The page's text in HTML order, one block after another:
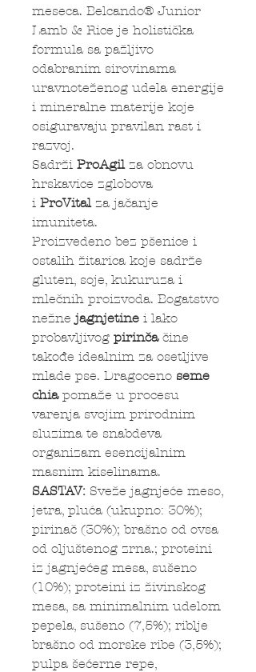
meseca. Belcando® Junior
Lamb & Rice je holistička
formula sa pažljivo
odabranim sirovinama
uravnoteženog udela energije
i mineralne materije koje
osiguravaju pravilan rast i
razvoj.
Sadrži ProAgil za obnovu
hrskavice zglobova
i ProVital za jačanje
imuniteta.
Proizvedeno bez pšenice i
ostalih žitarica koje sadrže
gluten, soje, kukuruza i
mlečnih proizvoda. Bogatstvo
nežne jagnjetine i lako
probavljivog pirinčačine
takođe idealnim za osetljive
mlade pse. Dragoceno seme
chiapomaže u procesu
varenja svojim prirodnim
sluzima te snabdeva
organizam esencijalnim
masnim kiselinama.
SASTAV: Sveže jagnjeće meso,
jetra, pluća (ukupno: 30%);
pirinač (30%); brašno od ovsa
od oljuštenog zrna.; proteini
iz jagnjećeg mesa, sušeno
(10%); proteini iz živinskog
mesa, sa minimalnim udelom
pepela, sušeno (7,5%); riblje
brašno od morske ribe (3,5%);
pulpa šećerne repe,